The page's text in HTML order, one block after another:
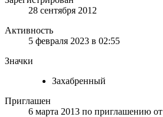
28 сентября 2012
Активность
5 февраля 2023 в 02:55
Значки
Захабренный
Приглашен
6 марта 2013 по приглашению от